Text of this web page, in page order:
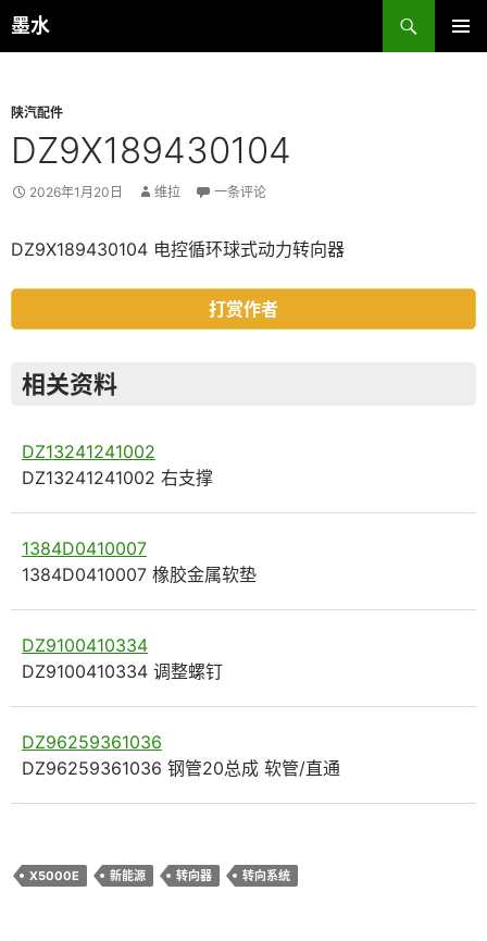
跳
至
墨水
搜
索
陕汽配件
DZ9X189430104
2026年1月20日 维拉 一条评论
DZ9X189430104 电控循环球式动力转向器
打赏作者
相关资料
DZ13241241002
DZ13241241002 右支撑
1384D0410007
1384D0410007 橡胶金属软垫
DZ9100410334
DZ9100410334 调整螺钉
DZ96259361036
DZ96259361036 钢管20总成 软管/直通
X5000E 新能源 转向器 转向系统